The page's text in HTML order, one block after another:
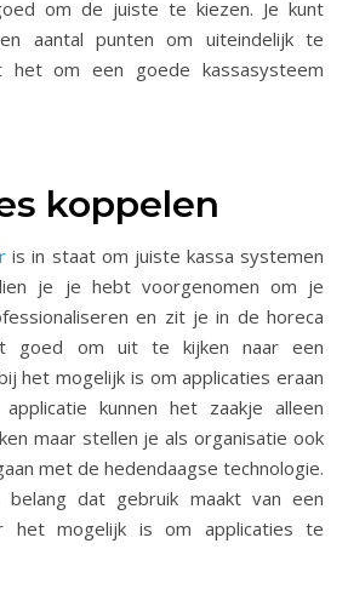
om de juiste te kiezen. Je kunt
aantal punten om uiteindelijk te
het om een goede kassasysteem
koppelen
is in staat om juiste kassa systemen
je je hebt voorgenomen om je
en zit je in de horeca
goed om uit te kijken naar een
het mogelijk is om applicaties eraan
kunnen het zaakje alleen
maar stellen je als organisatie ook
met de hedendaagse technologie.
dat gebruik maakt van een
het mogelijk is om applicaties te